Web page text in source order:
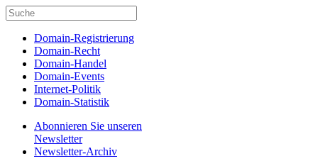
Domain-Registrierung
Domain-Recht
Domain-Handel
Domain-Events
Internet-Politik
Domain-Statistik
Abonnieren Sie unseren
Newsletter
Newsletter-Archiv